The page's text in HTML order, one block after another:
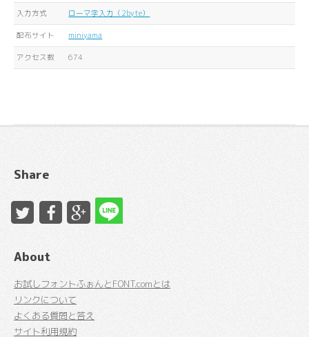
入力方式 ローマ字入力（2byte）
配布サイト miniyama
アクセス数 674
Share
About
お試しフォントふぉんとFONT.comとは
リンクについて
よくある質問と答え
サイト利用規約